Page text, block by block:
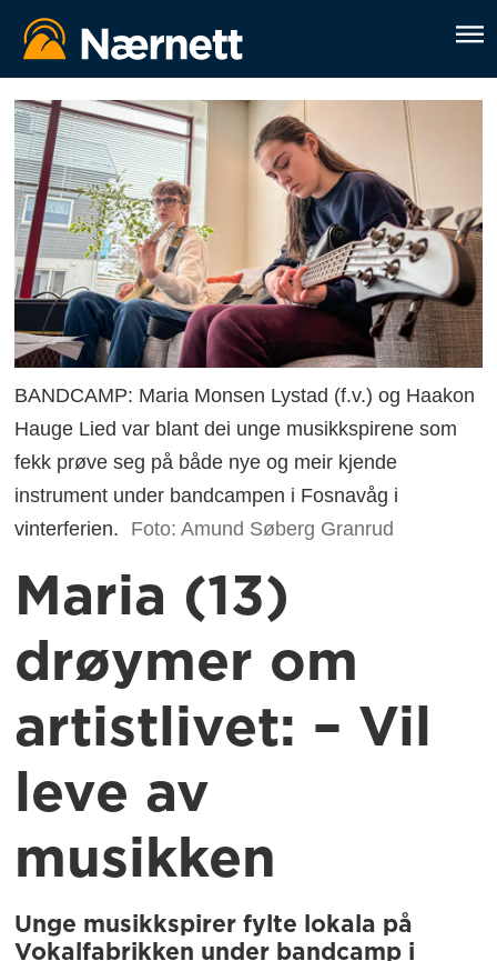
BANDCAMP: Maria Monsen Lystad (f.v.) og Haakon
Hauge Lied var blant dei unge musikkspirene som
fekk prøve seg på både nye og meir kjende
instrument under bandcampen i Fosnavåg i
vinterferien.
Foto: Amund Søberg Granrud
Maria (13)
drøymer om
artistlivet: – Vil
leve av
musikken
Unge musikkspirer fylte lokala på
Vokalfabrikken under bandcamp i